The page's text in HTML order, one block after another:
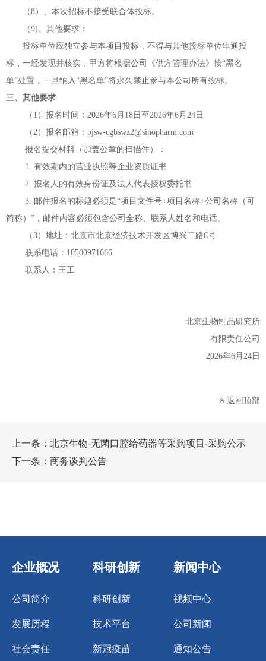
（8）、本次招标不接受联合体投标。
（9)、其他要求：
投标单位应独立参与本项目投标，不得与其他投标单位串通投
标，一经发现并核实，甲方将根据公司《供方管理办法》按“黑名
单”处置，一旦纳入“黑名单”将永久禁止参与本公司所有投标。
三、其他要求
（ 1）报名时间：2026年6月18 日至2026年6月24日
（2）报名邮箱： bjsw-cgbswz2@sinopharm.com
报名提交材料（加盖公章的扫描件）：
1. 有效期内的营业执照等企业资质证书
2. 报名人的有效身份证及法人代表授权委托书
3. 邮件报名的标题必须是“项目文件号+项目名称+公司名称（可
简称）”，邮件内容必须包含公司全称、联系人姓名和电话。
（3）地址：北京市北京经济技术开发区博兴二路6号
联系电话：18500971666
联系人：王工
北京生物制品研究所
有限责任公司
2026年6月 24 日
返回顶部
上一条： 北京生物-无菌口腔给药器等采购项目-采购公示
下一条： 商务谈判公告
企业概况
公司简介
发展历程
社会责任
科研创新
科研创新
技术平台
新冠疫苗
新闻中心
视频中心
公司新闻
通知公告